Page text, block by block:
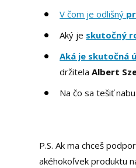
V čom je odlišný
Aký je skutočný
Aká je skutočná
držitelaAlbert
Na čo sa tešiť
P.S. Ak ma chceš
akéhokoľvek produktu